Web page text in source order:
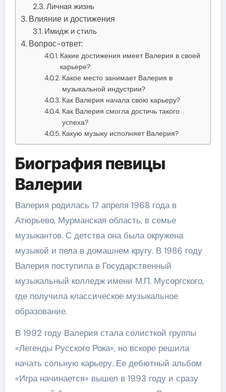
Личная жизнь
Влияние и достижения
Имидж и стиль
Вопрос-ответ:
Какие достижения имеет Валерия в своей
карьере?
Какое место занимает Валерия в
музыкальной индустрии?
Как Валерия начала свою карьеру?
Как Валерия смогла достичь такого
успеха?
Какую музыку исполняет Валерия?
Биография певицы
Валерии
Валерия родилась 17 апреля 1968 года в
Атюрьево, Мурманская область, в семье
музыкантов. С детства она была окружена
музыкой и пела в домашнем кругу. В 1986 году
Валерия поступила в Государственный
музыкальный колледж имени М.П. Мусоргского,
где получила классическое музыкальное
образование.
В 1992 году Валерия стала солисткой группы
«Легенды Русского Рока», но вскоре решила
начать сольную карьеру. Ее дебютный альбом
«Игра начинается» вышел в 1993 году и сразу